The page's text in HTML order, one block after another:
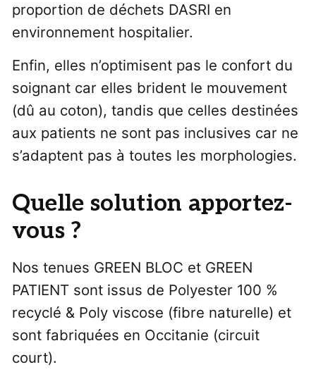
proportion de déchets DASRI en
environnement hospitalier.
Enfin, elles n’optimisent pas le confort du
soignant car elles brident le mouvement
(dû au coton), tandis que celles destinées
aux patients ne sont pas inclusives car ne
s’adaptent pas à toutes les morphologies.
Quelle solution apportez-
vous ?
Nos tenues GREEN BLOC et GREEN
PATIENT sont issus de Polyester 100 %
recyclé & Poly viscose (fibre naturelle) et
sont fabriquées en Occitanie (circuit
court).